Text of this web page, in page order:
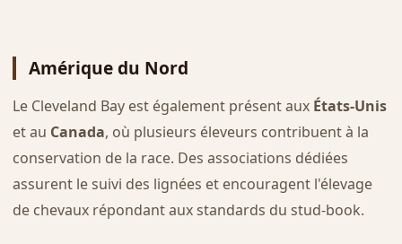
Amérique du Nord
Le Cleveland Bay est également présent aux États-Unis
et au Canada, où plusieurs éleveurs contribuent à la
conservation de la race. Des associations dédiées
assurent le suivi des lignées et encouragent l'élevage
de chevaux répondant aux standards du stud-book.